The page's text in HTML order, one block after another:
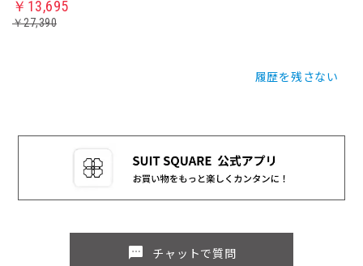
￥13,695
￥27,390
履歴を残さない
sms チャットで質問